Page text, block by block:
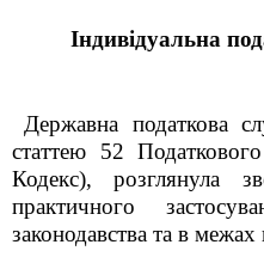
Індивідуальна
Державна податкова
статтею 52
Кодекс), розглянула
практичного
законодавства та в межах